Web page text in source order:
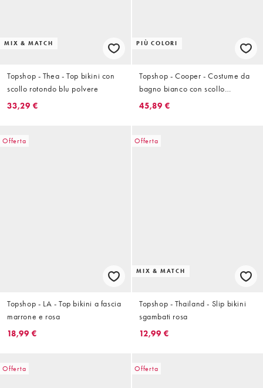
MIX & MATCH
Topshop - Thea - Top bikini con
scollo rotondo blu polvere
33,29 €
PIÙ COLORI
Topshop - Cooper - Costume da
bagno bianco con scollo
squadrato
45,89 €
Offerta
Topshop - LA - Top bikini a fascia
marrone e rosa
18,99 €
Offerta
MIX & MATCH
Topshop - Thailand - Slip bikini
sgambati rosa
12,99 €
Offerta Offerta